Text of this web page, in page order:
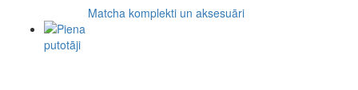
Matcha komplekti un aksesuāri